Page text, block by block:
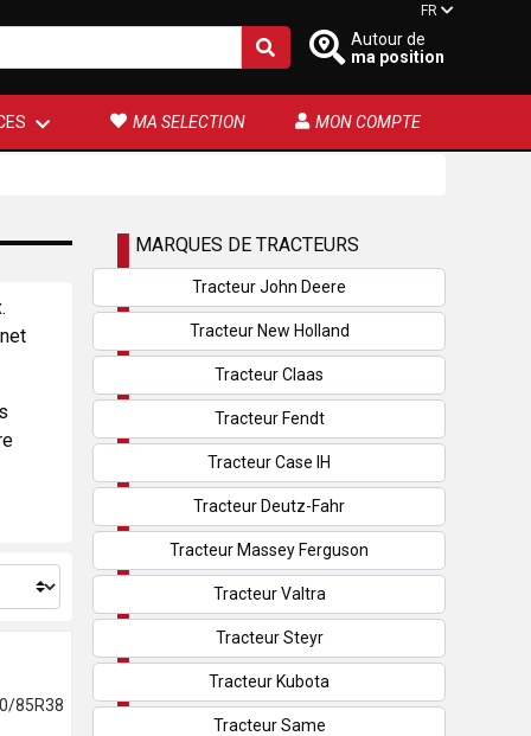
Autour de
ma position
FR
MA SELECTION MON COMPTE
85R38
MARQUES DE TRACTEURS
Tracteur John Deere
Tracteur New Holland
Tracteur Claas
Tracteur Fendt
Tracteur Case IH
Tracteur Deutz-Fahr
Tracteur Massey Ferguson
Tracteur Valtra
Tracteur Steyr
Tracteur Kubota
Tracteur Same